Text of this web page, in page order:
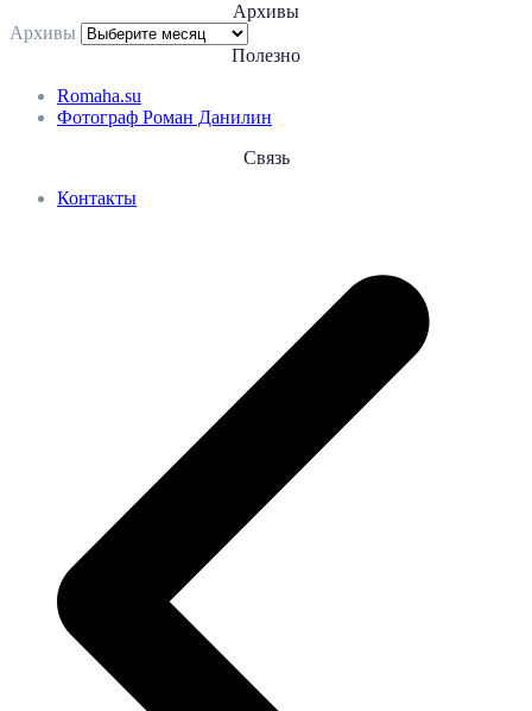
Архивы
Архивы
Полезно
Romaha.su
Фотограф Роман Данилин
Связь
Контакты